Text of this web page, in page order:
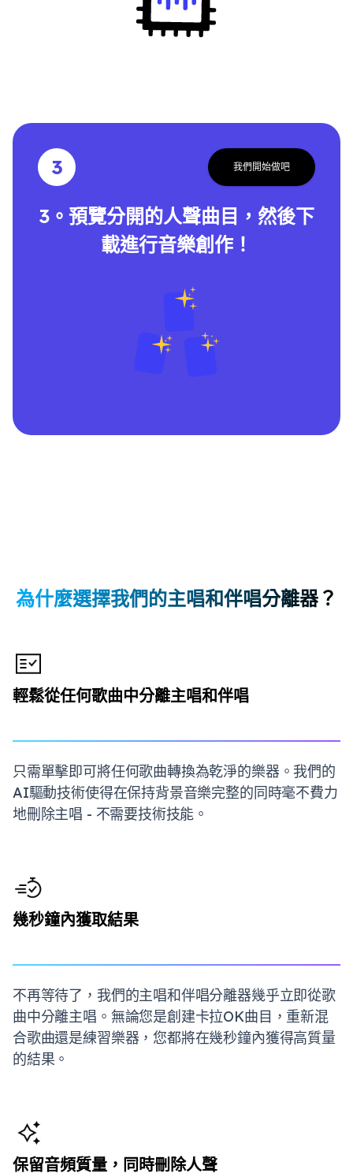
3 我們開始做吧
3。預覽分開的人聲曲目，然後下
載進行音樂創作！
為什麼選擇我們的主唱和伴唱分離器？
輕鬆從任何歌曲中分離主唱和伴唱
只需單擊即可將任何歌曲轉換為乾淨的樂器。我們的
AI驅動技術使得在保持背景音樂完整的同時毫不費力
地刪除主唱 - 不需要技術技能。
幾秒鐘內獲取結果
不再等待了，我們的主唱和伴唱分離器幾乎立即從歌
曲中分離主唱。無論您是創建卡拉OK曲目，重新混
合歌曲還是練習樂器，您都將在幾秒鐘內獲得高質量
的結果。
保留音頻質量，同時刪除人聲